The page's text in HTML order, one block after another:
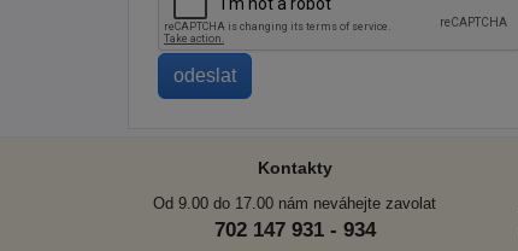
Kontakty
Od 9.00 do 17.00 nám neváhejte zavolat
702 147 931 - 934